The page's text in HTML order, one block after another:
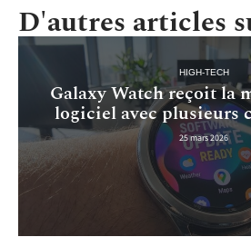
D'autres articles
HIGH-TECH
Galaxy Watch reçoit la
logiciel avec plusieurs
25 mars 2026